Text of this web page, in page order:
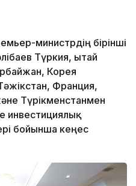
министрдің бірінші
Түркия, Қытай
Корея
Франция,
Түрікменстанмен
инвестициялық
бойынша кеңес